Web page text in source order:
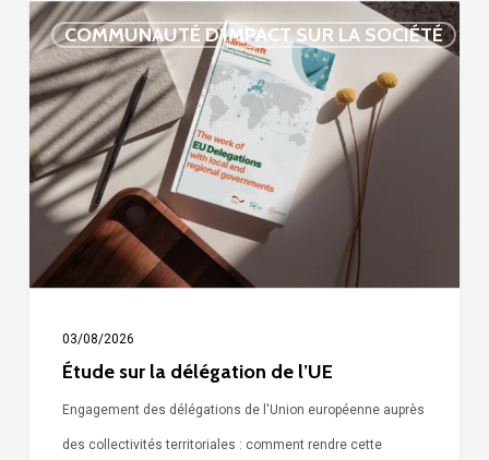
COMMUNAUTÉ D'IMPACT SUR LA SOCIÉTÉ
Étude
sur
la
délégation
de
l’UE
03/08/2026
Étude sur la délégation de l’UE
Engagement des délégations de l'Union européenne auprès
des collectivités territoriales : comment rendre cette